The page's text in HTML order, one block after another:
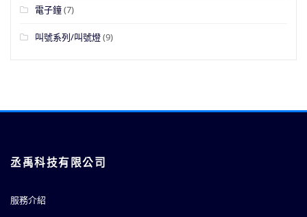
電子鐘(7)
叫號系列/叫號燈(9)
丞禹科技有限公司
服務介紹